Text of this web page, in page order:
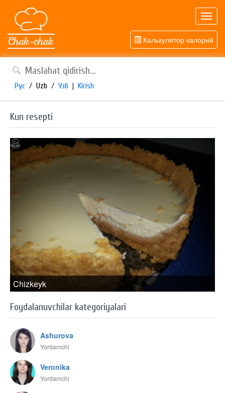
Калькулятор калорий
Рус / Uzb / Узб | Kirish
Kun resepti
Chizkeyk
Foydalanuvchilar kategoriyalari
Ashurova
Yordamchi
Veronika
Yordamchi